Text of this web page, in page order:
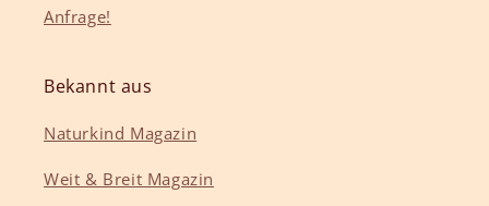
Anfrage!
Bekannt aus
Naturkind Magazin
Weit & Breit Magazin